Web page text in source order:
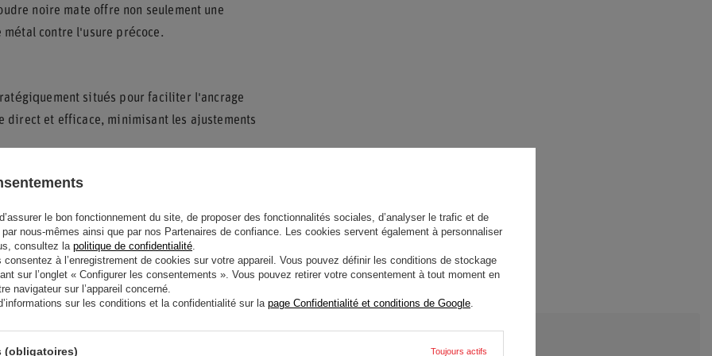
noire mate offre non seulement une
contre l'usure précoce.
situés pour faciliter l'ancrage
direct et efficace, minimisant les ajustements
et un soutien structurel supplémentaire
propriétaires d'Alfa Romeo souhaitant allier
de sessions sur piste ou de conduite
le bon fonctionnement du site, de proposer des fonctionnalités sociales, d’analyser le trafic et de
nous-mêmes ainsi que par nos Partenaires de confiance. Les cookies servent également à personnaliser
consultez lapolitique de confidentialité.
à l’enregistrement de cookies sur votre appareil. Vous pouvez définir les conditions de stockage
sur l’onglet « Configurer les consentements ». Vous pouvez retirer votre consentement à tout moment en
navigateur sur l’appareil concerné.
sur les conditions et la confidentialité sur la page Confidentialité et conditions de Google.
(obligatoires) Toujours actifs